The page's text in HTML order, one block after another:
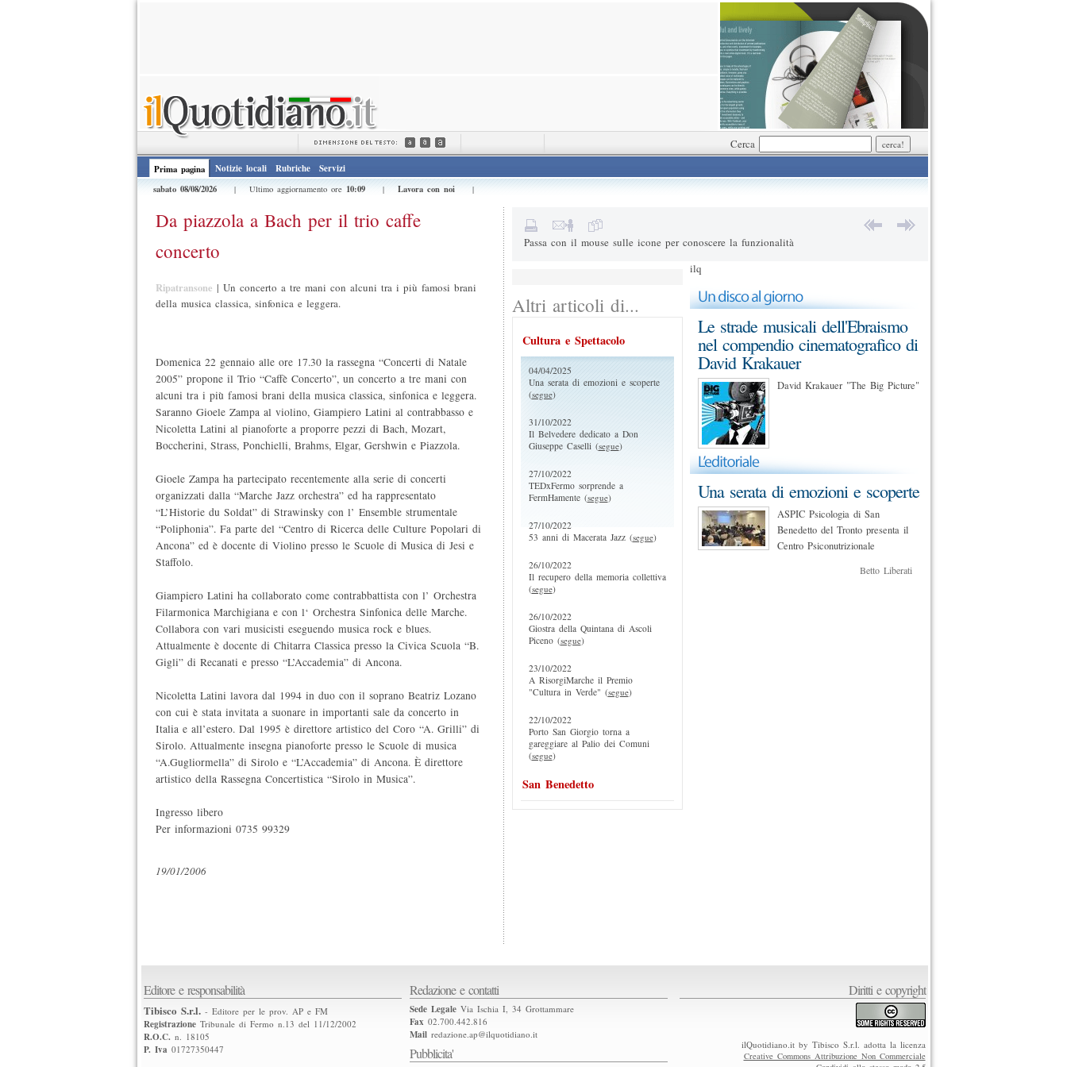
Cerca
Prima pagina Notizie locali Rubriche
Servizi
sabato 08/08/2026
| Ultimo aggiornamento ore 10:09| Lavora con noi|
Da piazzola a Bach per il trio caffe
concerto
Ripatransone | Un concerto a tre mani con alcuni tra i più famosi brani
della musica classica, sinfonica e leggera.
Domenica 22 gennaio alle ore 17.30 la rassegna “Concerti di Natale
2005” propone il Trio “Caffè Concerto”, un concerto a tre mani con
alcuni tra i più famosi brani della musica classica, sinfonica e leggera.
Saranno Gioele Zampa al violino, Giampiero Latini al contrabbasso e
Nicoletta Latini al pianoforte a proporre pezzi di Bach, Mozart,
Boccherini, Strass, Ponchielli, Brahms, Elgar, Gershwin e Piazzola.
Gioele Zampa ha partecipato recentemente alla serie di concerti
organizzati dalla “Marche Jazz orchestra” ed ha rappresentato
“L’Historie du Soldat” di Strawinsky con l’ Ensemble strumentale
“Poliphonia”. Fa parte del “Centro di Ricerca delle Culture Popolari di
Ancona” ed è docente di Violino presso le Scuole di Musica di Jesi e
Staffolo.
Giampiero Latini ha collaborato come contrabbattista con l’ Orchestra
Filarmonica Marchigiana e con l‘ Orchestra Sinfonica delle Marche.
Collabora con vari musicisti eseguendo musica rock e blues.
Attualmente è docente di Chitarra Classica presso la Civica Scuola “B.
Gigli” di Recanati e presso “L’Accademia” di Ancona.
Nicoletta Latini lavora dal 1994 in duo con il soprano Beatriz Lozano
con cui è stata invitata a suonare in importanti sale da concerto in
Italia e all’estero. Dal 1995 è direttore artistico del Coro “A. Grilli” di
Sirolo. Attualmente insegna pianoforte presso le Scuole di musica
“A.Gugliormella” di Sirolo e “L’Accademia” di Ancona. È direttore
artistico della Rassegna Concertistica “Sirolo in Musica”.
Ingresso libero
Per informazioni 0735 99329
19/01/2006
Passa con il mouse sulle icone per conoscere la funzionalità
Il tuo nome *
Messaggio
Altri articoli di...
Cultura e Spettacolo
04/04/2025
Una serata di emozioni e scoperte
(segue)
31/10/2022
Il Belvedere dedicato a Don
Giuseppe Caselli (segue)
27/10/2022
TEDxFermo sorprende a
FermHamente (segue)
27/10/2022
53 anni di Macerata Jazz (segue)
26/10/2022
Il recupero della memoria collettiva
(segue)
26/10/2022
Giostra della Quintana di Ascoli
Piceno (segue)
23/10/2022
A RisorgiMarche il Premio
"Cultura in Verde" (segue)
22/10/2022
Porto San Giorgio torna a
gareggiare al Palio dei Comuni
(segue)
San Benedetto
ilq
Le strade musicali dell'Ebraismo
nel compendio cinematografico di
David Krakauer
David Krakauer "The Big Picture"
Una serata di emozioni e scoperte
ASPIC Psicologia di San
Benedetto del Tronto presenta il
Centro Psiconutrizionale
Betto Liberati
Editore e responsabilità
Tibisco S.r.l.- Editore per le prov. AP e FM
RegistrazioneTribunale di Fermo n.13 del 11/12/2002
R.O.C. n. 18105
P. Iva 01727350447
Redazione e contatti
Sede LegaleVia Ischia I, 34 Grottammare
Fax 02.700.442.816
Mailredazione.ap@ilquotidiano.it
Pubblicita'
Diritti e copyright
ilQuotidiano.it by Tibisco S.r.l. adotta la licenza
Creative Commons Attribuzione Non Commerciale